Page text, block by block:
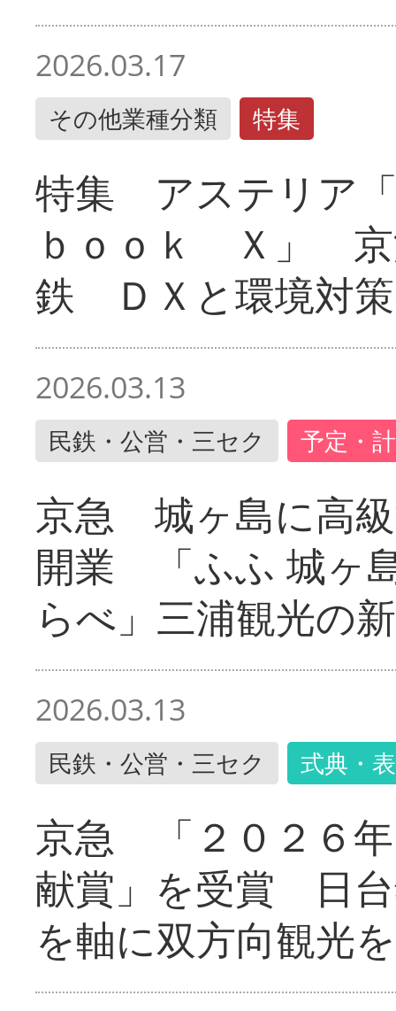
2026.03.17
その他業種分類 特集
特集 アステリア
ｂｏｏｋ Ｘ」 京
鉄 ＤＸと環境対策
2026.03.13
民鉄・公営・三セク 予定・
京急 城ヶ島に高
開業 「ふふ 城ヶ
らべ」三浦観光の
2026.03.13
民鉄・公営・三セク 式典・
京急 「２０２６
献賞」を受賞 日
を軸に双方向観光